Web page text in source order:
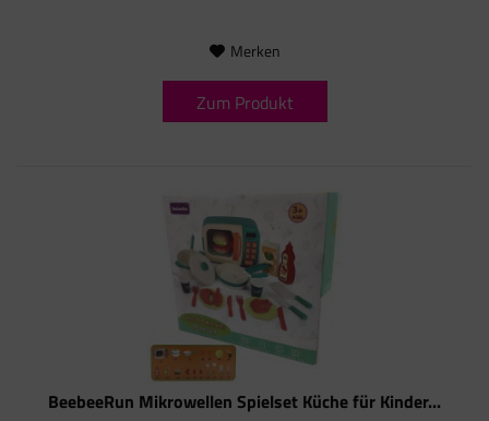
Merken
Zum Produkt
BeebeeRun Mikrowellen Spielset Küche für Kinder...